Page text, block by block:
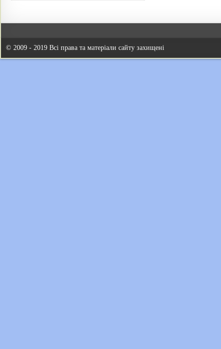
© 2009 - 2019 Всі права та матеріали сайту захищені